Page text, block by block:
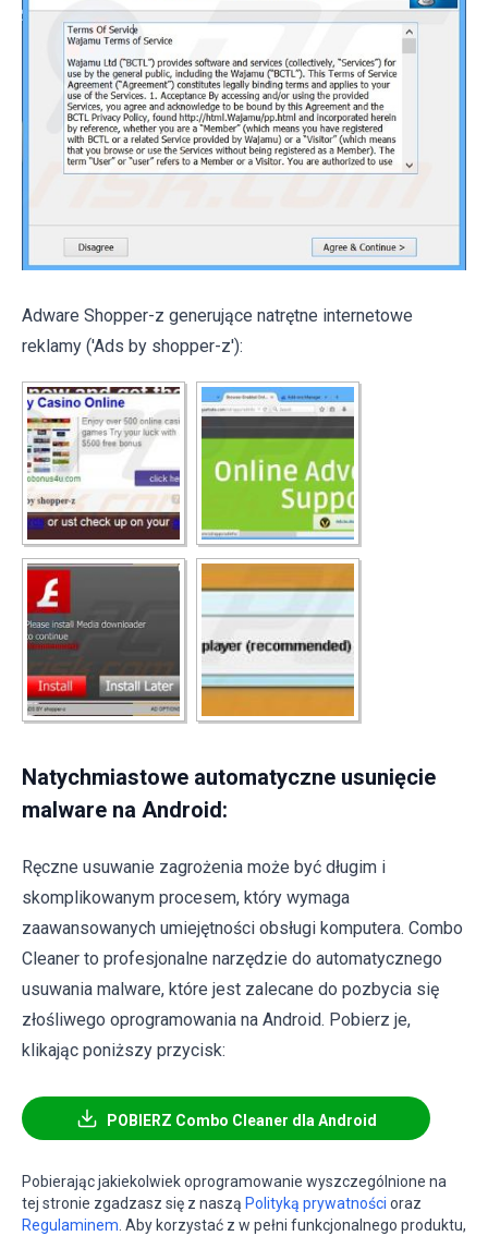
Adware Shopper-z generujące natrętne internetowe
reklamy ('Ads by shopper-z'):
Natychmiastowe automatyczne usunięcie
malware na Android:
Ręczne usuwanie zagrożenia może być długim i
skomplikowanym procesem, który wymaga
zaawansowanych umiejętności obsługi komputera. Combo
Cleaner to profesjonalne narzędzie do automatycznego
usuwania malware, które jest zalecane do pozbycia się
złośliwego oprogramowania na Android. Pobierz je,
klikając poniższy przycisk:
POBIERZ Combo Cleaner dla Android
Pobierając jakiekolwiek oprogramowanie wyszczególnione na
tej stronie zgadzasz się z naszą Polityką prywatności oraz
Regulaminem. Aby korzystać z w pełni funkcjonalnego produktu,